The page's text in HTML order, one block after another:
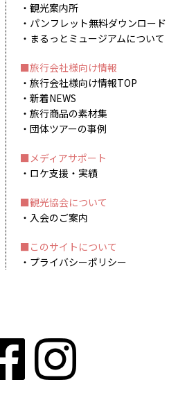
観光案内所
パンフレット無料ダウンロード
まるっとミュージアムについて
旅行会社様向け情報
旅行会社様向け情報TOP
新着NEWS
旅行商品の素材集
団体ツアーの事例
メディアサポート
ロケ支援・実績
観光協会について
入会のご案内
このサイトについて
プライバシーポリシー